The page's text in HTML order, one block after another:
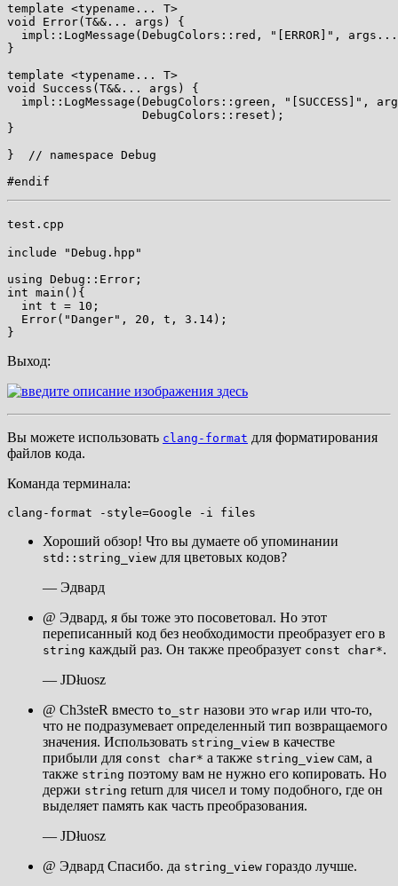
template <typename... T>
void Error(T&&... args) {
impl::LogMessage(DebugColors::red, "[ERROR]",
}
template <typename... T>
void Success(T&&... args) {
impl::LogMessage(DebugColors::green, "[SUCCESS]",
                   DebugColors::reset);
}
}  // namespace Debug
test.cpp
include "Debug.hpp"
using Debug::Error;
int main(){
  int t = 10;
  Error("Danger", 20, t, 3.14);
Выход:
Вы можете использовать clang-format для форматирования
файлов кода.
Команда терминала:
Хороший обзор! Что вы думаете об упоминании
std::string_view для цветовых кодов?
— Эдвард
@ Эдвард, я бы тоже это посоветовал. Но этот
переписанный код без необходимости преобразует его в
string каждый раз. Он также преобразует const char*.
— JDłuosz
@ Ch3steR вместо to_str назови это wrap или что-то,
что не подразумевает определенный тип возвращаемого
значения. Использовать string_view в качестве
прибыли для const char* а также string_view сам, а
также string поэтому вам не нужно его копировать. Но
держи string return для чисел и тому подобного, где он
выделяет память как часть преобразования.
— JDłuosz
@ Эдвард Спасибо. да string_view гораздо лучше.